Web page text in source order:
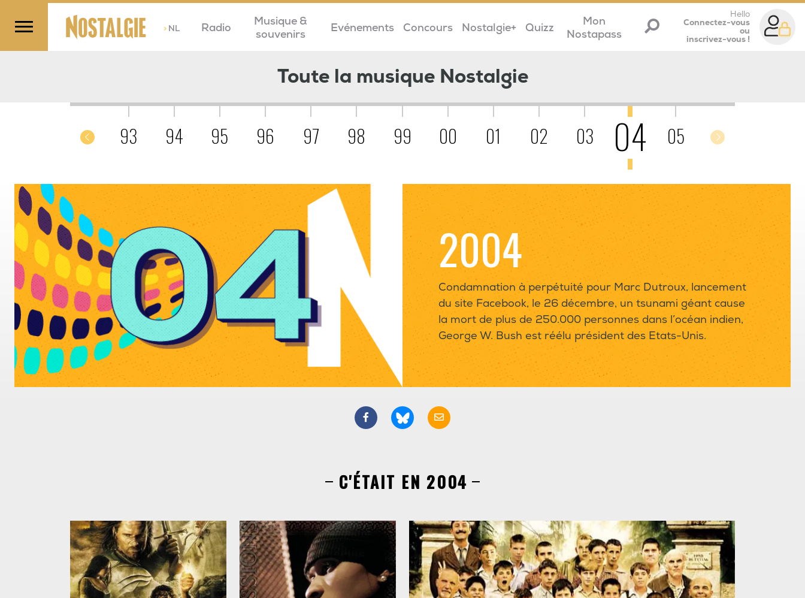
>NL Radio
Musique &
souvenirs
Evénements Concours Nostalgie+ Quizz
Mon
Nostapass
Hello
Connectez-vous
ou
inscrivez-vous !
Toute la musique Nostalgie
92 93 94 95 96 97 98 99 00 01 02 03 04 05
2004
Condamnation à perpétuité pour Marc Dutroux, lancement
du site Facebook, le 26 décembre, un tsunami géant cause
la mort de plus de 250.000 personnes dans l’océan indien,
George W. Bush est réélu président des Etats-Unis.
C'ÉTAIT EN 2004